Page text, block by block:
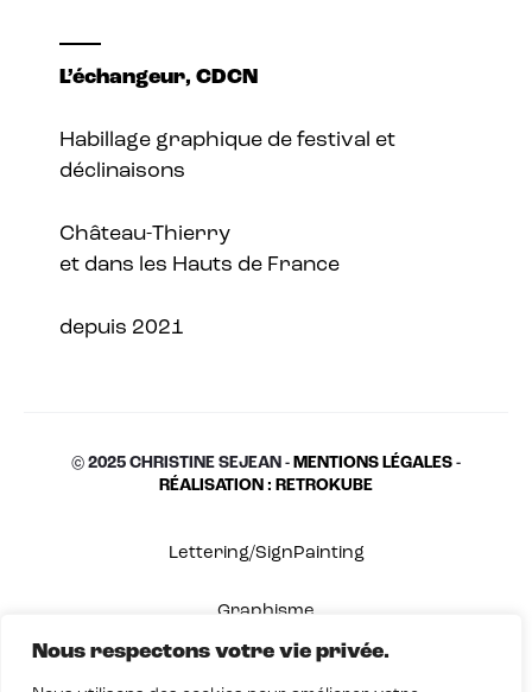
Nous respectons votre vie privée.
L’échangeur, CDCN
Habillage graphique de festival et
déclinaisons
Château-Thierry
et dans les Hauts de France
depuis 2021
© 2025 CHRISTINE SEJEAN - MENTIONS LÉGALES -
RÉALISATION : RETROKUBE
Lettering/SignPainting
Graphisme